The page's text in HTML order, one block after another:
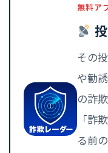
無料ア
その
や勧
の詐
「詐
る前